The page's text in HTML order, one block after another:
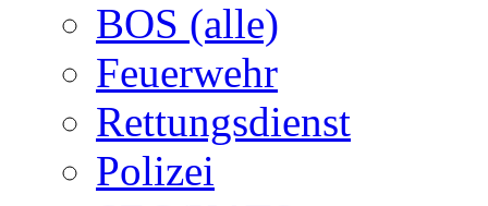
BOS (alle)
Feuerwehr
Rettungsdienst
Polizei